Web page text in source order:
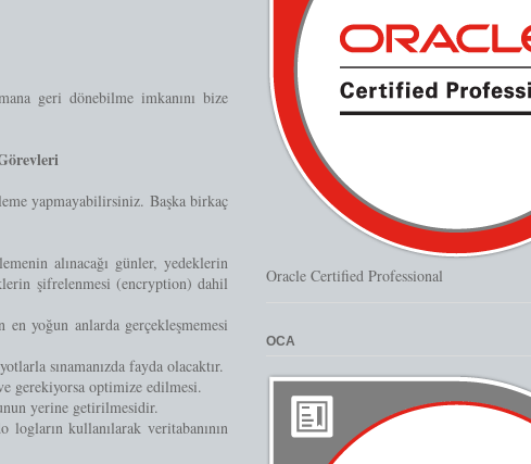
geri dönebilme imkanını bize
yapmayabilirsiniz. Başka birkaç
alınacağı günler, yedeklerin
şifrelenmesi (encryption) dahil
yoğun anlarda gerçekleşmemesi
sınamanızda fayda olacaktır.
gerekiyorsa optimize edilmesi.
yerine getirilmesidir.
logların kullanılarak veritabanının
Oracle Certified Professional
OCA